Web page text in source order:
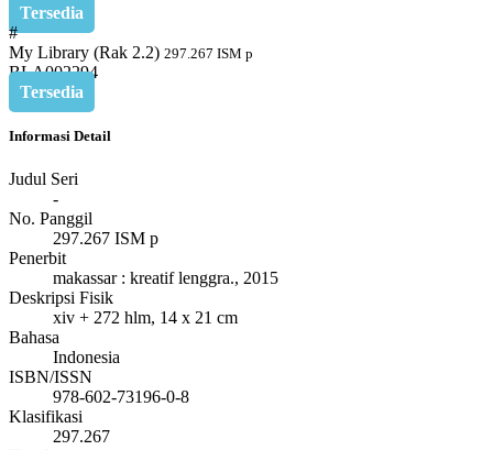
Tersedia
#
My Library (Rak 2.2) 297.267 ISM p
BLA002294
Tersedia
Informasi Detail
Judul Seri
-
No. Panggil
297.267 ISM p
Penerbit
makassar: kreatif lenggra., 2015
Deskripsi Fisik
xiv + 272 hlm, 14 x 21 cm
Bahasa
Indonesia
ISBN/ISSN
978-602-73196-0-8
Klasifikasi
297.267